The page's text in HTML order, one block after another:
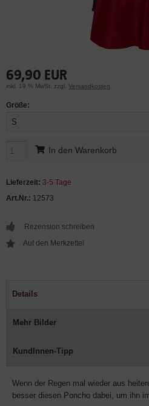
69,90 EUR
inkl. 19 % MwSt. zzgl. Versandkosten
Größe:
S
In den Warenkorb
Lieferzeit: 3-5 Tage
Art.Nr.: 12573
Rezension schreiben
Details
Mehr Bilder
KundInnen-Tipp
Wenn der Regen mal wieder aus
besser diesen Poncho dabei, um ihn